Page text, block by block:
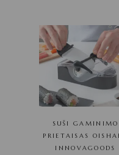
SUŠI GAMINIMO
PRIETAISAS
INNOVAGOODS